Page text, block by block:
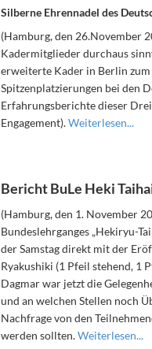
Silberne Ehrennadel des
(Hamburg, den 26.November
Kadermitglieder durchaus
erweiterte Kader in Berlin
Spitzenplatzierungen bei den
Erfahrungsberichte dieser
Engagement).Weiterlesen...
Bericht BuLe Heki
(Hamburg, den 1. November
Bundeslehrganges „Hekiryu-
der Samstag direkt mit der
Ryakushiki (1 Pfeil stehend, 1
Dagmar war jetzt die
und an welchen Stellen noch
Nachfrage von den
werden sollten.Weiterlesen...